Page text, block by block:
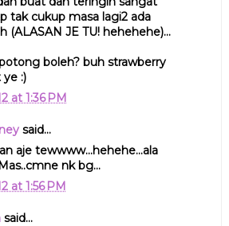
tak cukup masa lagi2 ada
(ALASAN JE TU! hehehehe)...
boleh? buh strawberry
ye :)
at 1:36 PM
said...
aje tewwww...hehehe...ala
nk bg...
at 1:56 PM
said...